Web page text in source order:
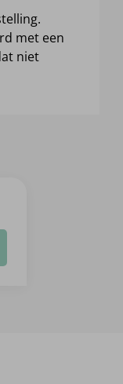
met een
niet